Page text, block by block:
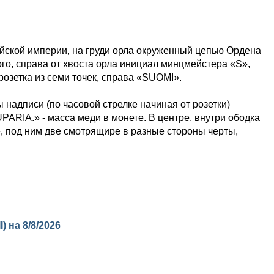
империи, на груди орла окруженный цепью Ордена
справа от хвоста орла инициал минцмейстера «S»,
из семи точек, справа «SUOMI».
(по часовой стрелке начиная от розетки)
- масса меди в монете. В центре, внутри ободка
под ним две смотрящире в разные стороны черты,
на 8/8/2026